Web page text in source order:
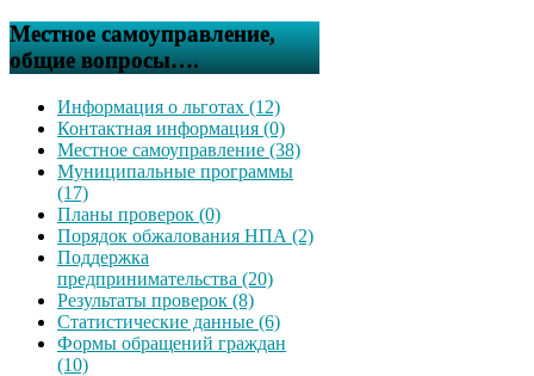
Местное самоуправление,
общие вопросы….
Информация о льготах (12)
Контактная информация (0)
Местное самоуправление (38)
Муниципальные программы
(17)
Планы проверок (0)
Порядок обжалования НПА (2)
Поддержка
предпринимательства (20)
Результаты проверок (8)
Статистические данные (6)
Формы обращений граждан
(10)